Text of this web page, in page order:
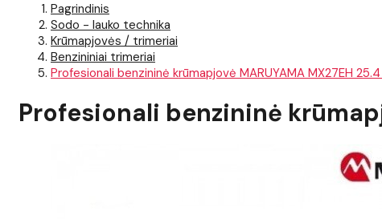
Pagrindinis
Sodo - lauko technika
Krūmapjovės / trimeriai
Benzininiai trimeriai
Profesionali benzininė krūmapjovė MARUYAMA MX27EH 25.4
Profesionali benzininė